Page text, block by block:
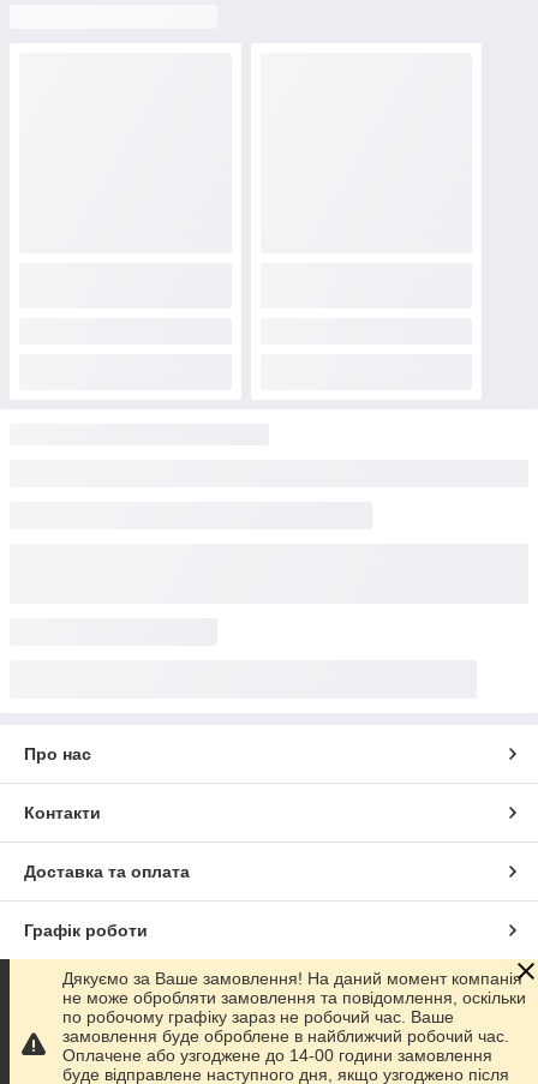
Про нас
Контакти
Доставка та оплата
Графік роботи
Повна версія сайту
Сайт створено на маркетплейсіProm.ua
Дякуємо за Ваше замовлення! На даний момент компанія
не може обробляти замовлення та повідомлення, оскільки
по робочому графіку зараз не робочий час. Ваше
замовлення буде оброблене в найближчий робочий час.
Оплачене або узгоджене до 14-00 години замовлення
буде відправлене наступного дня, якщо узгоджено після